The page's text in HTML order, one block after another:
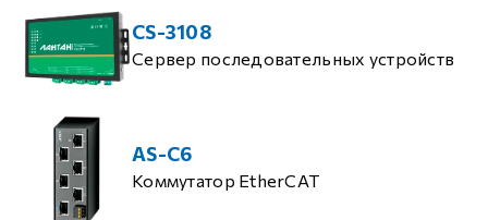
CS-3108
Сервер последовательных устройств
AS-C6
Коммутатор EtherCAT